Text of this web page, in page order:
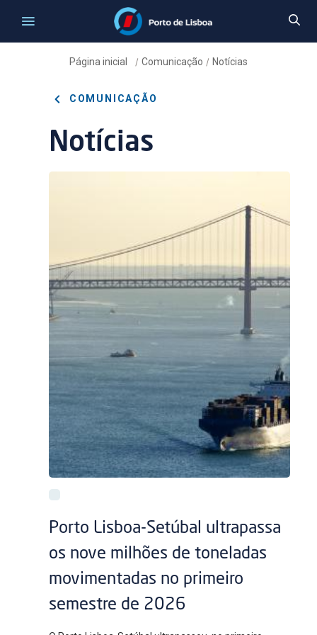
Página inicial / Comunicação / Notícias
COMUNICAÇÃO
Notícias
Porto Lisboa-Setúbal ultrapassa
os nove milhões de toneladas
movimentadas no primeiro
semestre de 2026